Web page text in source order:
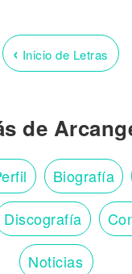
‹ Inicio de Letras
de
Biografía
Discografía
Noticias